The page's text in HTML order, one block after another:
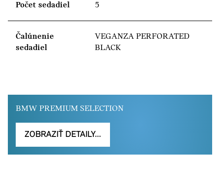
Počet sedadiel 5
Čalúnenie
sedadiel
VEGANZA PERFORATED
BLACK
BMW PREMIUM SELECTION
ZOBRAZIŤ DETAILY…